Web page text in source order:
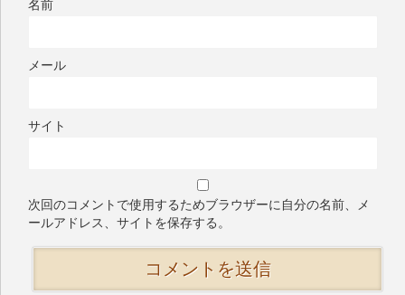
名前
メール
サイト
次回のコメントで使用するためブラウザーに自分の名前、メ
ールアドレス、サイトを保存する。